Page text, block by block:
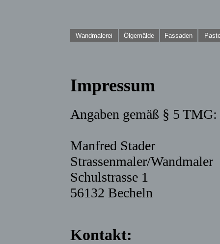
Wandmalerei Ölgemälde Fassaden
Impressum
Angaben gemäß § 5 TMG:
Manfred Stader
Strassenmaler/Wandmaler
Schulstrasse 1
56132 Becheln
Kontakt: